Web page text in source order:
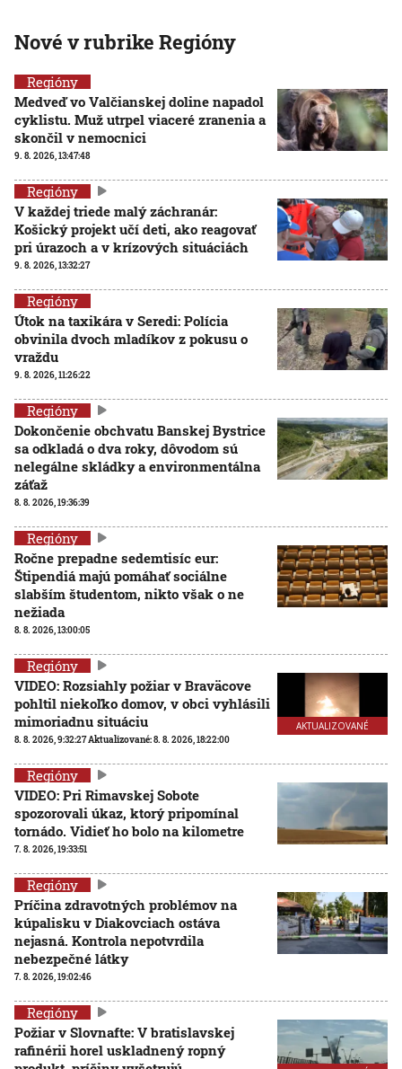
Nové v rubrike Regióny
Regióny
Medveď vo Valčianskej doline napadol
cyklistu. Muž utrpel viaceré zranenia a
skončil v nemocnici
9. 8. 2026, 13:47:48
Regióny
V každej triede malý záchranár:
Košický projekt učí deti, ako reagovať
pri úrazoch a v krízových situáciách
9. 8. 2026, 13:32:27
Regióny
Útok na taxikára v Seredi: Polícia
obvinila dvoch mladíkov z pokusu o
vraždu
9. 8. 2026, 11:26:22
Regióny
Dokončenie obchvatu Banskej Bystrice
sa odkladá o dva roky, dôvodom sú
nelegálne skládky a environmentálna
záťaž
8. 8. 2026, 19:36:39
Regióny
Ročne prepadne sedemtisíc eur:
Štipendiá majú pomáhať sociálne
slabším študentom, nikto však o ne
nežiada
8. 8. 2026, 13:00:05
AKTUALIZOVANÉ
Regióny
VIDEO: Rozsiahly požiar v Braväcove
pohltil niekoľko domov, v obci vyhlásili
mimoriadnu situáciu
8. 8. 2026, 9:32:27Aktualizované:8. 8. 2026, 18:22:00
Regióny
VIDEO: Pri Rimavskej Sobote
spozorovali úkaz, ktorý pripomínal
tornádo. Vidieť ho bolo na kilometre
7. 8. 2026, 19:33:51
Regióny
Príčina zdravotných problémov na
kúpalisku v Diakovciach ostáva
nejasná. Kontrola nepotvrdila
nebezpečné látky
7. 8. 2026, 19:02:46
Regióny
Požiar v Slovnafte: V bratislavskej
rafinérii horel uskladnený ropný